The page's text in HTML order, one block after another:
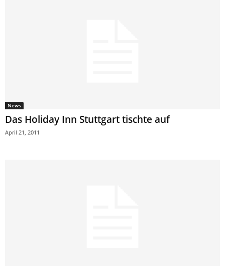
News
Das Holiday Inn Stuttgart tischte auf
April 21, 2011